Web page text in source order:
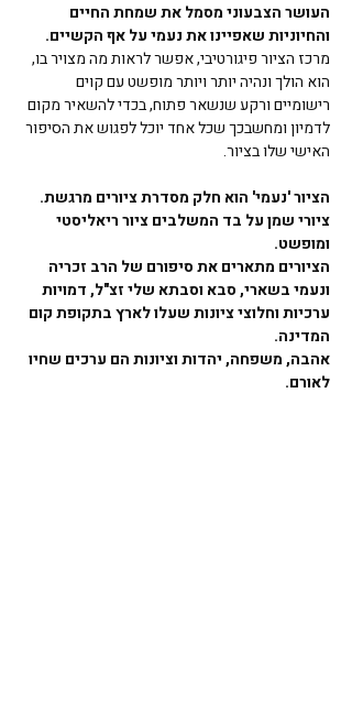
העושר הצבעוני מסמל את שמחת החיים
והחיוניות שאפיינו את נעמי על אף הקשיים.
מרכז הציור פיגורטיבי, אפשר לראות מה מצויר בו,
הוא הולך ונהיה יותר ויותר מופשט עם קוים
רישומיים ורקע שנשאר פתוח, בכדי להשאיר מקום
לדמיון ומחשבכך שכל אחד יוכל לפגוש את הסיפור
האישי שלו בציור.
הציור 'נעמי' הוא חלק מסדרת ציורים מרגשת.
ציורי שמן על בד המשלבים ציור ריאליסטי
ומופשט.
הציורים מתארים את סיפורם של הרב זכריה
ונעמי בשארי, סבא וסבתא שלי זצ"ל, דמויות
ערכיות וחלוצי ציונות שעלו לארץ בתקופת קום
המדינה.
אהבה, משפחה, יהדות וציונות הם ערכים שחיו
לאורם.